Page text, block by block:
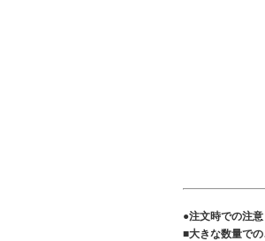
●注文時で
■大きな数量で